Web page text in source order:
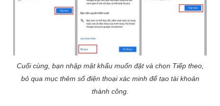
Cuối cùng, bạn nhập mật khẩu muốn đặt và chọn Tiếp theo,
bỏ qua mục thêm số điện thoại xác minh để tạo tài khoản
thành công.